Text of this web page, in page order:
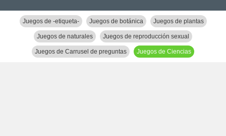
Juegos de -etiqueta- Juegos de botánica Juegos de plantas
Juegos de naturales Juegos de reproducción sexual
Juegos de Carrusel de preguntas Juegos de Ciencias